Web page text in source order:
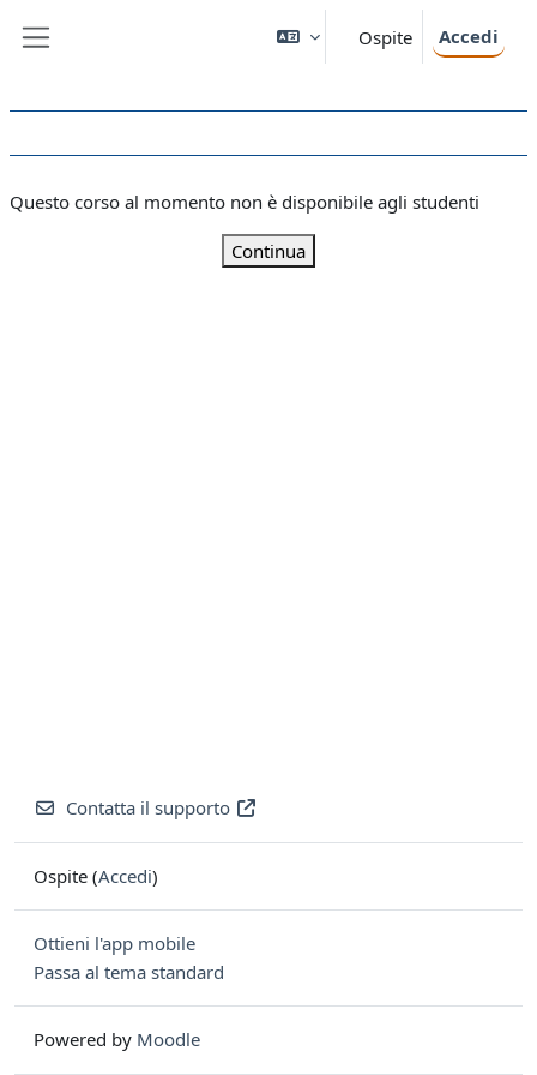
Ospite Accedi
Questo corso al momento non è disponibile agli studenti
Continua
Contatta il supporto
Ospite (Accedi)
Ottieni l'app mobile
Passa al tema standard
Powered by Moodle